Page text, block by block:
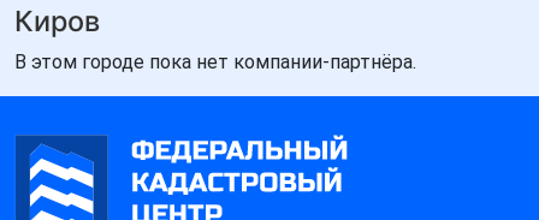
Киров
В этом городе пока нет компании-партнёра.